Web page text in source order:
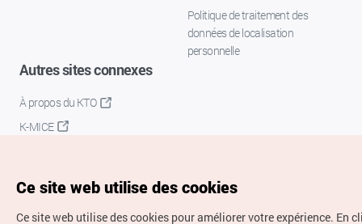
Politique de traitement des
données de localisation
personnelle
Autres sites connexes
À propos du KTO
K-MICE
Ce site web utilise des cookies
Ce site web utilise des cookies pour améliorer votre expérience. En